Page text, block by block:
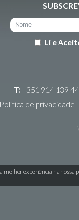
Li e
T:+351 914 139
Política de privacidade |
experiência na nossa